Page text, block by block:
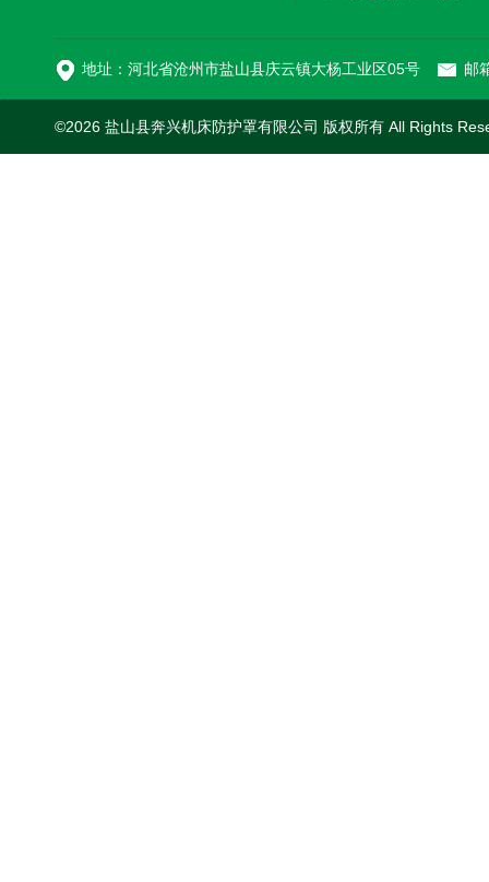
地址：河北省沧州市盐山县庆云镇大杨工业区05号 邮
©2026 盐山县奔兴机床防护罩有限公司 版权所有 All Rights